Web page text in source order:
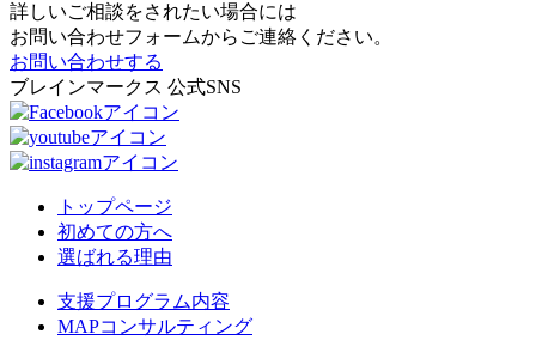
詳しいご相談をされたい場合には
お問い合わせフォームからご連絡ください。
お問い合わせする
ブレインマークス 公式SNS
トップページ
初めての方へ
選ばれる理由
支援プログラム内容
MAPコンサルティング